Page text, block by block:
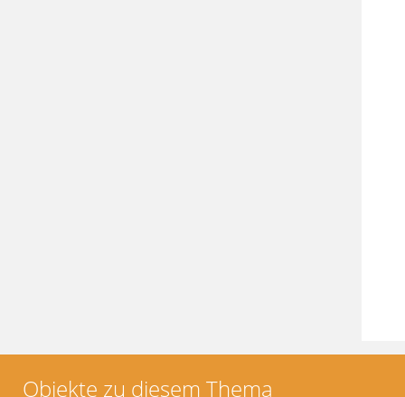
Objekte zu diesem Thema